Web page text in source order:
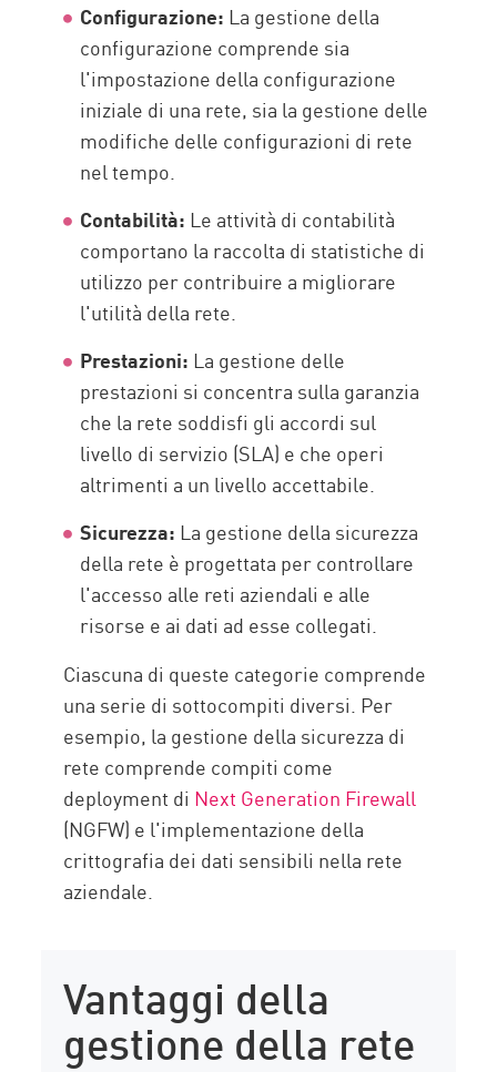
Configurazione: La gestione della
configurazione comprende sia
l'impostazione della configurazione
iniziale di una rete, sia la gestione delle
modifiche delle configurazioni di rete
nel tempo.
Contabilità: Le attività di contabilità
comportano la raccolta di statistiche di
utilizzo per contribuire a migliorare
l'utilità della rete.
Prestazioni: La gestione delle
prestazioni si concentra sulla garanzia
che la rete soddisfi gli accordi sul
livello di servizio (SLA) e che operi
altrimenti a un livello accettabile.
Sicurezza: La gestione della sicurezza
della rete è progettata per controllare
l'accesso alle reti aziendali e alle
risorse e ai dati ad esse collegati.
Ciascuna di queste categorie comprende
una serie di sottocompiti diversi. Per
esempio, la gestione della sicurezza di
rete comprende compiti come
deployment di Next Generation Firewall
(NGFW) e l'implementazione della
crittografia dei dati sensibili nella rete
aziendale.
Vantaggi della
gestione della rete